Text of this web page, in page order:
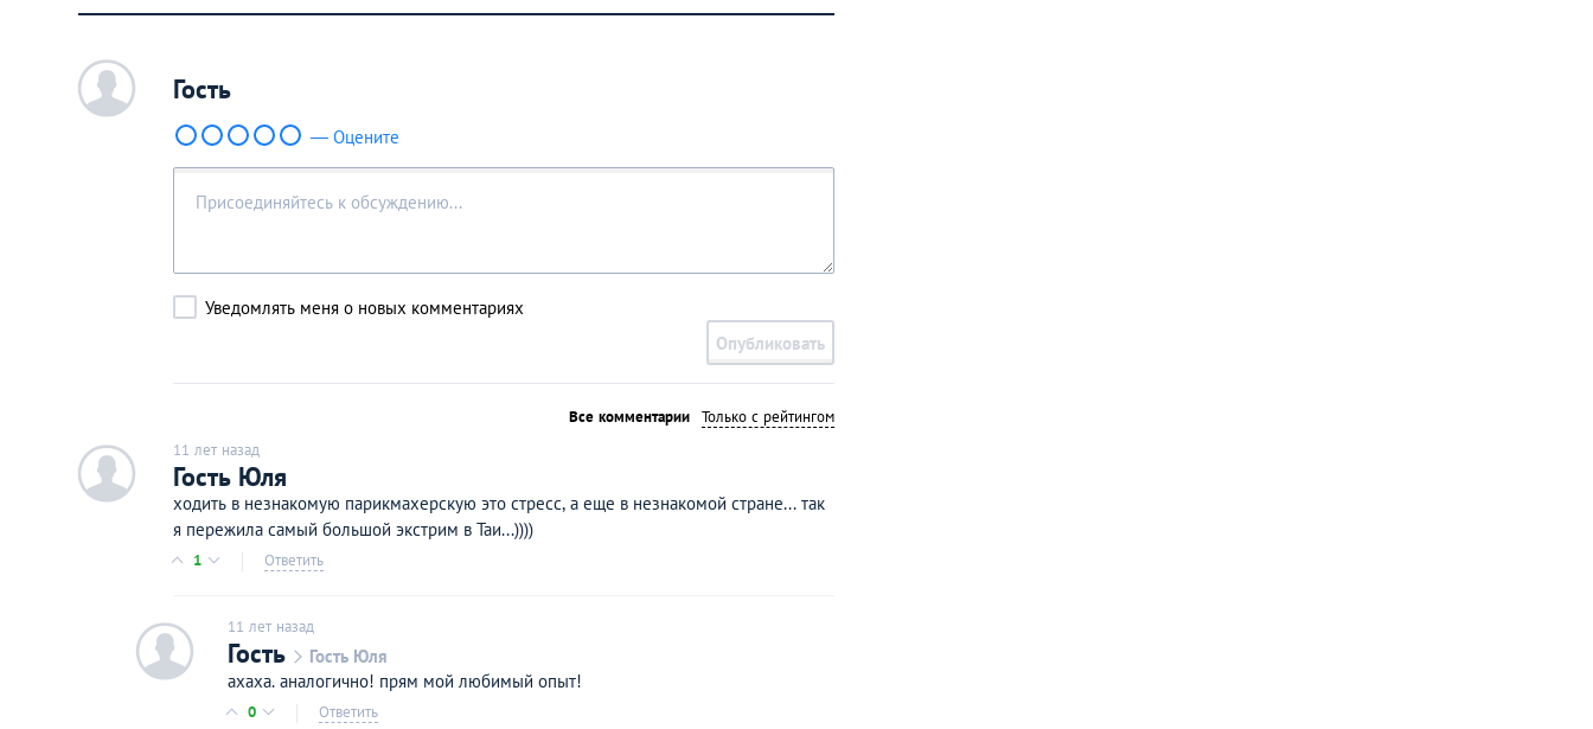
c Гость
— Оцените
Уведомлять меня о новых комментариях
Опубликовать
Все комментарии Только с рейтингом
c 11 лет назад
Гость Юля
ходить в незнакомую парикмахерскую это стресс, а еще в незнакомой стране... так
я пережила самый большой экстрим в Таи...))))
1 Ответить
c 11 лет назад
Гость
Гость Юля
ахаха. аналогично! прям мой любимый опыт!
0 Ответить